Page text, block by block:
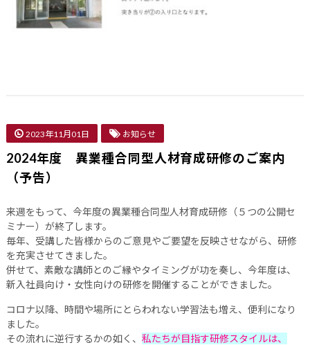
2023年11月01日 お知らせ
2024年度 異業種合同型人材育成研修のご案内
（予告）
来週をもって、今年度の異業種合同型人材育成研修（５つの公開セ
ミナー）が終了します。
毎年、受講した皆様からのご意見やご要望を反映させながら、研修
を充実させてきました。
併せて、素敵な講師とのご縁やタイミングが功を奏し、今年度は、
新入社員向け・女性向けの研修を開催することができました。
コロナ以降、時間や場所にとらわれない学習法も増え、便利になり
ました。
その流れに逆行するかの如く、 私たちが目指す研修スタイルは、